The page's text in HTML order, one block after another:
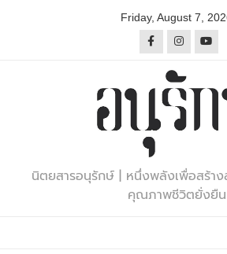
Friday, August 7,
นิตยสารอนุรักษ์ | หนึ่งพลังเพื่อสร้าง
คุณภาพชีวิตยั่งยืน